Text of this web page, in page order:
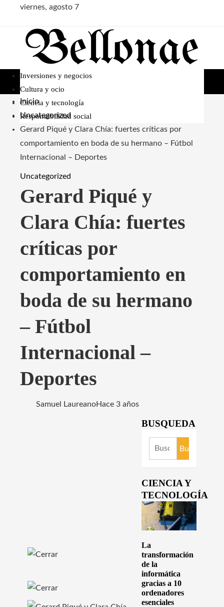
viernes, agosto 7
Inversiones y negocios
Cultura y ocio
Ciencia y tecnología
Responsabilidad social
Inicio
Uncategorized
Gerard Piqué y Clara Chía: fuertes críticas por
comportamiento en boda de su hermano – Fútbol
Internacional – Deportes
Uncategorized
Gerard Piqué y
Clara Chía: fuertes
críticas por
comportamiento en
boda de su hermano
– Fútbol
Internacional –
Deportes
Samuel LaureanoHace 3 años
BUSQUEDA
Buscar:
CIENCIA Y
TECNOLOGÍA
La
transformación
de la
informática
gracias a 10
ordenadores
esenciales